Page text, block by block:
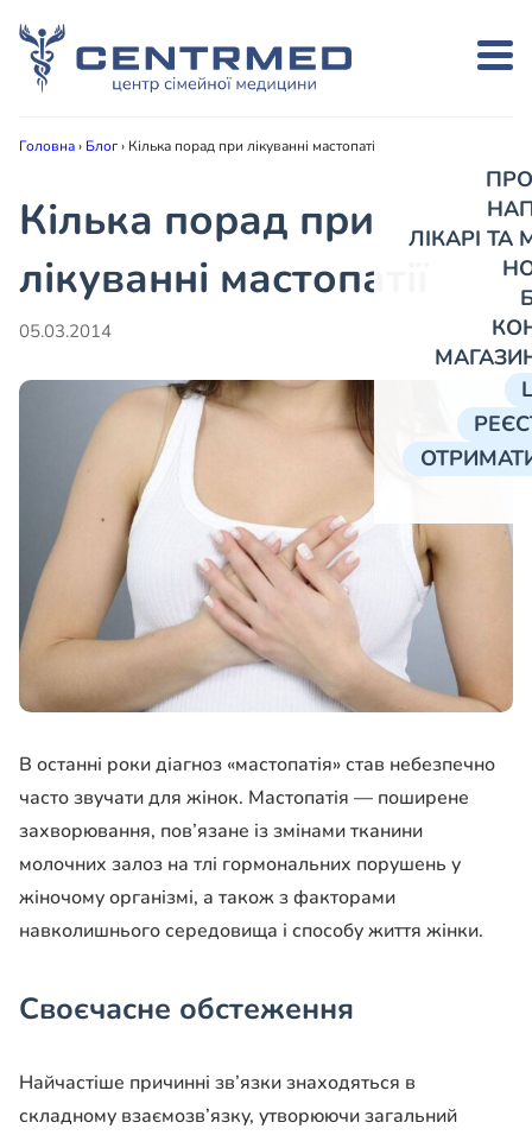
ЛІКАРІ
Головна› Блог› Кілька порад при лікуванні мастопатії
Кілька порад при
лікуванні мастопатії
05.03.2014
В останні роки діагноз «мастопатія» став небезпечно
часто звучати для жінок. Мастопатія — поширене
захворювання, пов’язане із змінами тканини
молочних залоз на тлі гормональних порушень у
жіночому організмі, а також з факторами
навколишнього середовища і способу життя жінки.
Своєчасне обстеження
Найчастіше причинні зв’язки знаходяться в
складному взаємозв’язку, утворюючи загальний